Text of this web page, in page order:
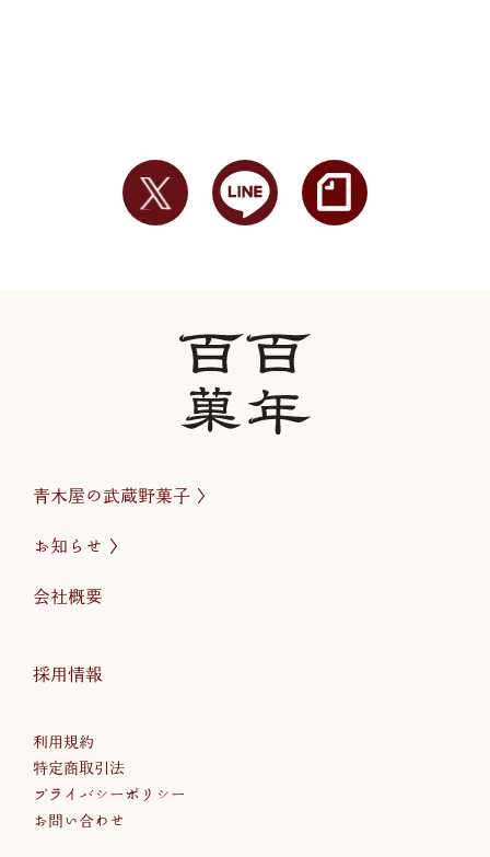
青木屋の武蔵野菓子
お知らせ
会社概要
採用情報
利用規約
特定商取引法
プライバシーポリシー
お問い合わせ